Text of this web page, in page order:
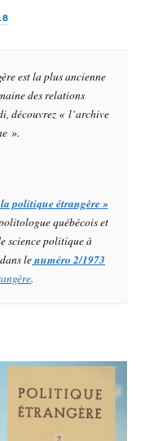
est la plus ancienne
des relations
découvrez « l’archive
».
politique étrangère»
québécois et
science politique à
lenuméro 2/1973
.